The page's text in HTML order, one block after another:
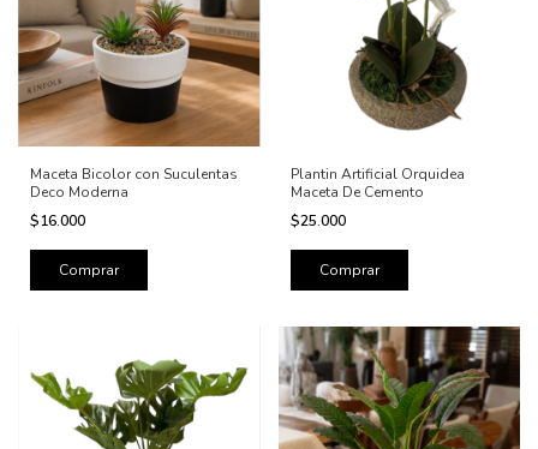
Maceta Bicolor con Suculentas
Deco Moderna
$16.000
Plantin Artificial Orquidea
Maceta De Cemento
$25.000